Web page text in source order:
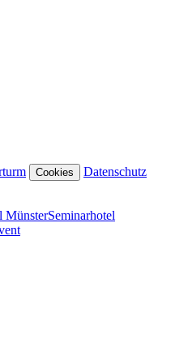
Cookies
Datenschutz
MünsterSeminarhotel